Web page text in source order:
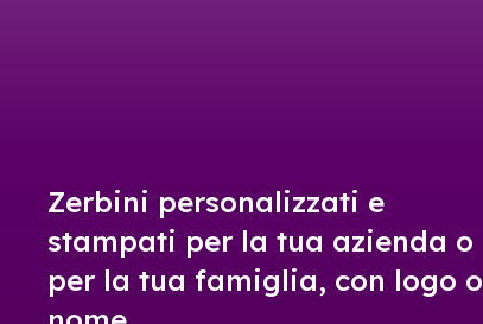
Zerbini personalizzati e
stampati per la tua azienda o
per la tua famiglia, con logo o